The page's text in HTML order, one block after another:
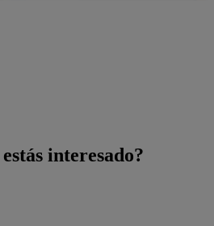
interesado?